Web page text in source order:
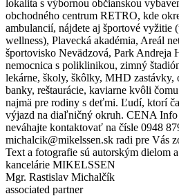
lokalita s výbornou občianskou
obchodného centrum RETRO, kde
ambulancií, nájdete aj športové vyžitie
wellness), Plavecká akadémia, Areál
športovisko Nevädzová, Park Andreja
nemocnica s poliklinikou, zimný
lekárne, školy, škôlky, MHD zastávky,
banky, reštaurácie, kaviarne kvôli
najmä pre rodiny s deťmi. Ľudí, ktorí
výjazd na diaľničný okruh. CENA
neváhajte kontaktovať na čísle 0948
michalcik@mikelssen.sk radi pre Vás
Text a fotografie sú autorským dielom
kancelárie MIKELSSEN
Mgr. Rastislav Michalčík
associated partner